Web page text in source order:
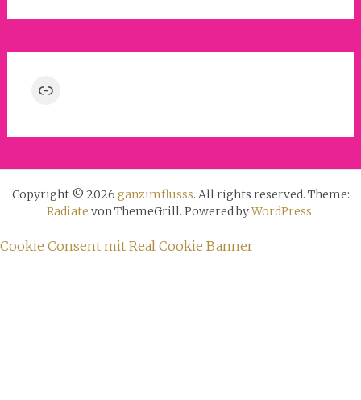
Link
Copyright © 2026 ganzimflusss. All rights reserved. Theme:
Radiate von ThemeGrill. Powered byWordPress.
Cookie Consent mit Real Cookie Banner